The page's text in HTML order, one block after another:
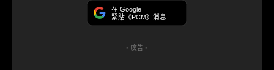
在 Google
緊貼《PCM》消息
- 廣告 -